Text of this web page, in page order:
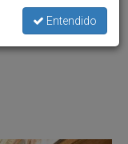
Entendido